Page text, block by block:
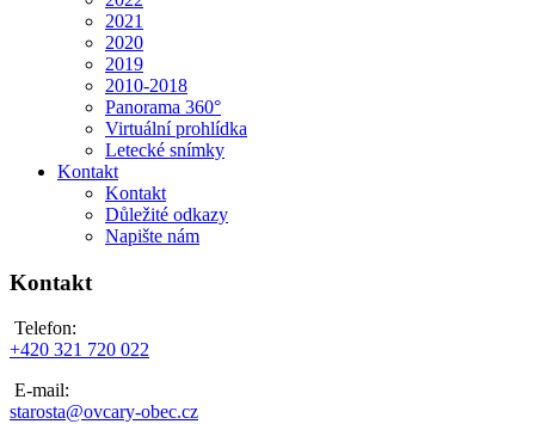
2021
2020
2019
2010-2018
Panorama 360°
Virtuální prohlídka
Letecké snímky
Kontakt
Kontakt
Důležité odkazy
Napište nám
Kontakt
Telefon:
+420 321 720 022
E-mail:
starosta@ovcary-obec.cz